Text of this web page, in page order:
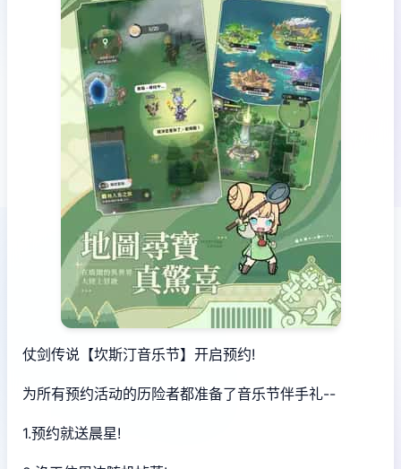
仗剑传说【坎斯汀音乐节】开启预约!
为所有预约活动的历险者都准备了音乐节伴手礼--
1.预约就送晨星!